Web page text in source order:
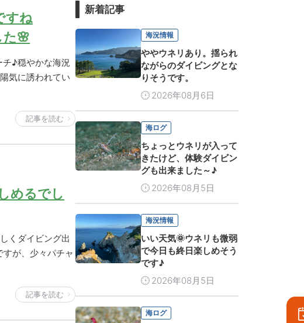
すね
た🌸
♪穏やかな海況
気に誘われてい
記事を読む
めるでし
くダイビング出
が、少々パチャ
記事を読む
新着記事
海況情報
ややウネリあり。揺られ
ながらのダイビングとな
りそうです。
2026年08月6日
海ログ
ちょっとウネリが入って
きたけど、体験ダイビン
グも出来ました～♪
2026年08月5日
海況情報
いい天気🌞ウネリも微弱
で今日も終日楽しめそう
です♪
2026年08月5日
海ログ